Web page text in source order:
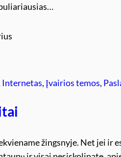
Internetas, Įvairios temos,
žingsnyje. Net jei ir